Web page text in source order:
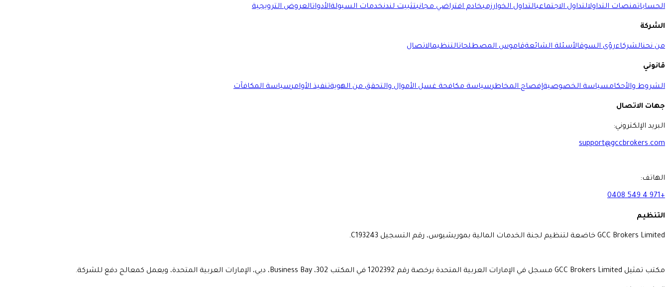
الحساباتمنصات التداولالتداول الاجتماعيالتداول الخوارزميخادم افتراضي مجانيتثبيت لندنخدمات السيولةالأدواتالعروض الترويجية
الشركة
من نحنالشركاءرؤى السوقالأسئلة الشائعةقاموس المصطلحاتالتنظيمالاتصال
قانوني
الشروط والأحكامسياسة الخصوصيةإفصاح المخاطرسياسة مكافحة غسل الأموال والتحقق من الهويةتنفيذ الأوامرسياسة المكافآت
جهات الاتصال
البريد الإلكتروني:
support@gccbrokers.com
الهاتف:
+971 4 549 0408
التنظيم
GCC Brokers Limited خاضعة لتنظيم لجنة الخدمات المالية بموريشيوس، رقم التسجيل C193243.
مكتب تمثيل GCC Brokers Limited مسجل في الإمارات العربية المتحدة برخصة رقم 1202392 في المكتب 302، Business Bay، دبي، الإمارات العربية المتحدة، ويعمل كمعالج دفع للشركة.